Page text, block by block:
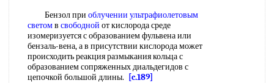
Бензол при облучении ультрафиолетовым
светомв свободной от кислорода среде
изомеризуется с образованием фульвена или
бензаль-вена, а в присутствии кислорода может
происходить реакция размыкания кольца с
образованием сопряженных диальдегидов с
цепочкой большой длины.
[c.189]